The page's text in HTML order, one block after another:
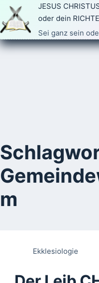
Zum
Inhalt
springen
JESUS
oder dein
Sei ganz sein
m
Ekklesiologie